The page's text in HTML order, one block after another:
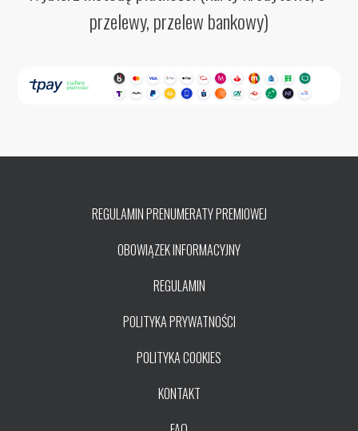
przelewy, przelew bankowy)
REGULAMIN PRENUMERATY PREMIOWEJ
OBOWIĄZEK INFORMACYJNY
REGULAMIN
POLITYKA PRYWATNOŚCI
POLITYKA COOKIES
KONTAKT